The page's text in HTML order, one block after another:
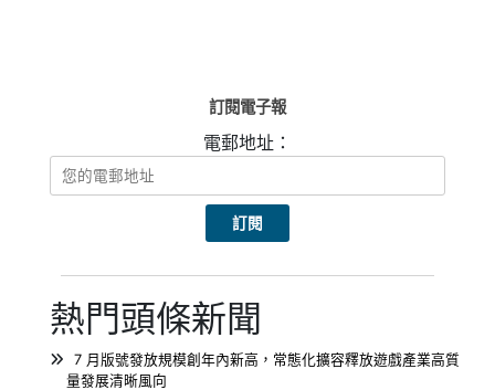
訂閱電子報
電郵地址：
熱門頭條新聞
7 月版號發放規模創年內新高，常態化擴容釋放遊戲產業高質
量發展清晰風向